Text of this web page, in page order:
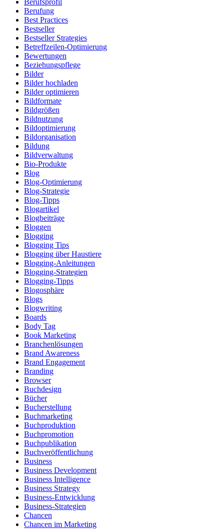
Berufsprofil
Berufung
Best Practices
Bestseller
Bestseller Strategies
Betreffzeilen-Optimierung
Bewertungen
Beziehungspflege
Bilder
Bilder hochladen
Bilder optimieren
Bildformate
Bildgrößen
Bildnutzung
Bildoptimierung
Bildorganisation
Bildung
Bildverwaltung
Bio-Produkte
Blog
Blog-Optimierung
Blog-Strategie
Blog-Tipps
Blogartikel
Blogbeiträge
Bloggen
Blogging
Blogging Tips
Blogging über Haustiere
Blogging-Anleitungen
Blogging-Strategien
Blogging-Tipps
Blogosphäre
Blogs
Blogwriting
Boards
Body Tag
Book Marketing
Branchenlösungen
Brand Awareness
Brand Engagement
Branding
Browser
Buchdesign
Bücher
Bucherstellung
Buchmarketing
Buchproduktion
Buchpromotion
Buchpublikation
Buchveröffentlichung
Business
Business Development
Business Intelligence
Business Strategy
Business-Entwicklung
Business-Strategien
Chancen
Chancen im Marketing